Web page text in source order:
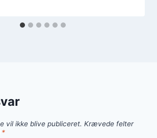
vil ikke blive publiceret. Krævede felter
*